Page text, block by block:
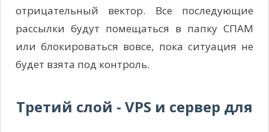
отрицательный вектор. Все последующие
рассылки будут помещаться в папку СПАМ
или блокироваться вовсе, пока ситуация не
будет взята под контроль.
Третий слой - VPS и сервер для